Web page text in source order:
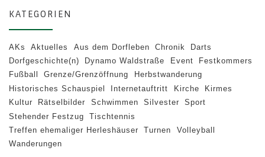
KATEGORIEN
AKs Aktuelles Aus dem Dorfleben Chronik
Darts
Dorfgeschichte(n)
Dynamo Waldstraße Event
Festkommers
Fußball
Grenze/Grenzöffnung
Herbstwanderung
Historisches Schauspiel
Internetauftritt Kirche
Kirmes
Kultur
Rätselbilder Schwimmen Silvester
Sport
Stehender Festzug
Tischtennis
Treffen ehemaliger Herleshäuser
Turnen
Volleyball
Wanderungen